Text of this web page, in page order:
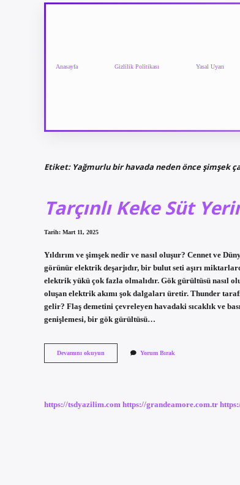
Anasayfa Gizlilik Politikası Yasal Uyarı
Etiket: Yağmurlu bir havada neden önce şimşek
Tarçınlı Keke Süt
Tarih: Mart 11, 2025
Yıldırım ve şimşek nedir ve nasıl oluşur? Cennet ve
görünür elektrik deşarjıdır, bir bulut seti aşırı
elektrik yükü çok fazla olmalıdır. Gök gürültüsü nasıl
oluşan elektrik akımı şok dalgaları üretir. Thunder
gelir? Flaş demetini çevreleyen havadaki sıcaklık ve
genişlemesi, bir gök gürültüsü…
Devamını okuyun
Keke
Mu
Yorum Bırak
https://tsdyazilim.com https://grandeamore.com.tr